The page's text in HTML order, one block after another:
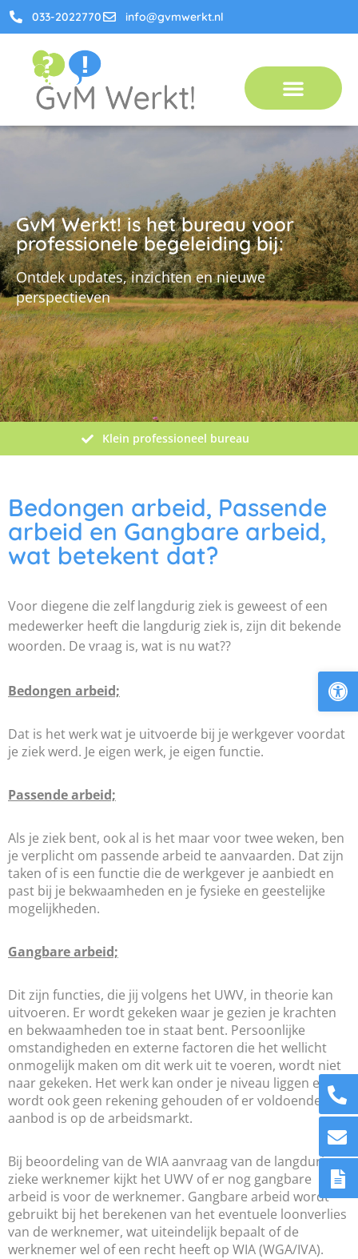
033-2022770 info@gvmwerkt.nl
GvM Werkt! is het bureau voor
professionele begeleiding bij:
Ontdek updates, inzichten en nieuwe
perspectieven
Klein professioneel bureau
Bedongen arbeid, Passende
arbeid en Gangbare arbeid,
wat betekent dat?
Voor diegene die zelf langdurig ziek is geweest of een
medewerker heeft die langdurig ziek is, zijn dit bekende
woorden. De vraag is, wat is nu wat??
Bedongen arbeid;
Dat is het werk wat je uitvoerde bij je werkgever voordat
je ziek werd. Je eigen werk, je eigen functie.
Passende arbeid;
Als je ziek bent, ook al is het maar voor twee weken, ben
je verplicht om passende arbeid te aanvaarden. Dat zijn
taken of is een functie die de werkgever je aanbiedt en
past bij je bekwaamheden en je fysieke en geestelijke
mogelijkheden.
Gangbare arbeid;
Dit zijn functies, die jij volgens het UWV, in theorie kan
uitvoeren. Er wordt gekeken waar je gezien je krachten
en bekwaamheden toe in staat bent. Persoonlijke
omstandigheden en externe factoren die het wellicht
onmogelijk maken om dit werk uit te voeren, wordt niet
naar gekeken. Het werk kan onder je niveau liggen en er
wordt ook geen rekening gehouden of er voldoende
aanbod is op de arbeidsmarkt.
Bij beoordeling van de WIA aanvraag van de langdurig
zieke werknemer kijkt het UWV of er nog gangbare
arbeid is voor de werknemer. Gangbare arbeid wordt
gebruikt bij het berekenen van het eventuele loonverlies
van de werknemer, wat uiteindelijk bepaalt of de
werknemer wel of een recht heeft op WIA (WGA/IVA).